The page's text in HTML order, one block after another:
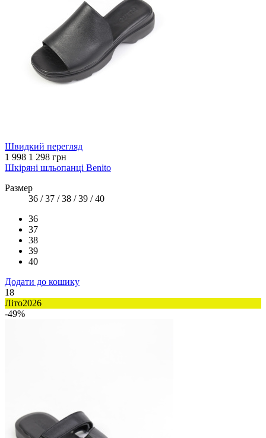
Швидкий перегляд
1 998 1 298 грн
Шкіряні шльопанці Benito
Размер
36 / 37 / 38 / 39 / 40
36
37
38
39
40
Додати до кошику
18
Літо2026
-49%